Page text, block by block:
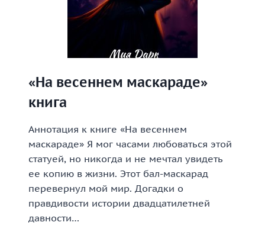
«На весеннем маскараде»
книга
Аннотация к книге «На весеннем
маскараде» Я мог часами любоваться этой
статуей, но никогда и не мечтал увидеть
ее копию в жизни. Этот бал-маскарад
перевернул мой мир. Догадки о
правдивости истории двадцатилетней
давности…